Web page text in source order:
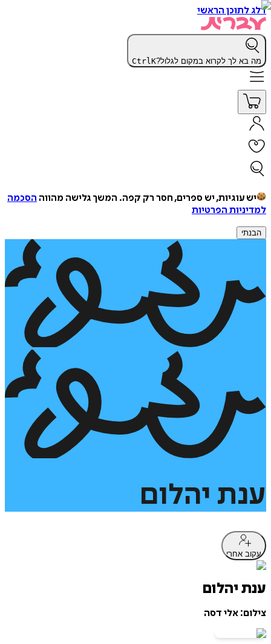
דלג לתוכן הראשי
מה בא לך לקרוא במקום לגלול? CtrlK
יש עוגיות, יש ספרים, חסר רק קפה. המשך גלישה מהווה הסכמה
למדיניות הפרטיות
הבנתי
ענת יהלום
עקוב אחרי
ענת יהלום
צילום: אלי דסה